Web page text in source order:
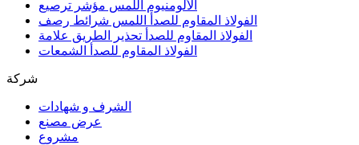
الألومنيوم اللمس مؤشر ترصيع
الفولاذ المقاوم للصدأ اللمس شرائط رصف
الفولاذ المقاوم للصدأ تحذير الطريق علامة
الفولاذ المقاوم للصدأ الشمعات
شركة
الشرف و شهادات
عرض مصنع
مشروع